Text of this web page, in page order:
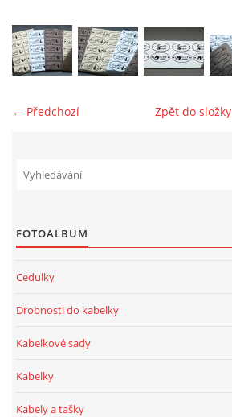
← Předchozí Zpět do složky
FOTOALBUM
Cedulky
Drobnosti do kabelky
Kabelkové sady
Kabelky
Kabely a tašky